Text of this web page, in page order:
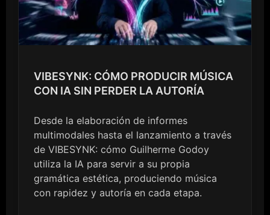
VIBESYNK: CÓMO PRODUCIR MÚSICA
CON IA SIN PERDER LA AUTORÍA
Desde la elaboración de informes
multimodales hasta el lanzamiento a través
de VIBESYNK: cómo Guilherme Godoy
utiliza la IA para servir a su propia
gramática estética, produciendo música
con rapidez y autoría en cada etapa.